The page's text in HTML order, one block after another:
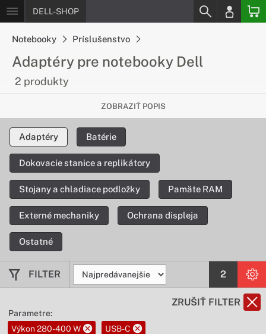
DELL-SHOP
Notebooky Príslušenstvo
Adaptéry pre notebooky Dell
2 produkty
Nabíjanie rýchlo a pohodlne
Ak potrebujete nový adaptér, máme pre Vás ponuku
originálnych adaptérov pre zariadenia DELL, ktoré Vám
ZOBRAZIŤ POPIS
Adaptéry Batérie
Dokovacie stanice a replikátory
Stojany a chladiace podložky Pamäte RAM
Externé mechaniky Ochrana displeja
Ostatné
FILTER 2
Parametre:
Výkon 280-400 W
USB-C
ZRUŠIŤ FILTER